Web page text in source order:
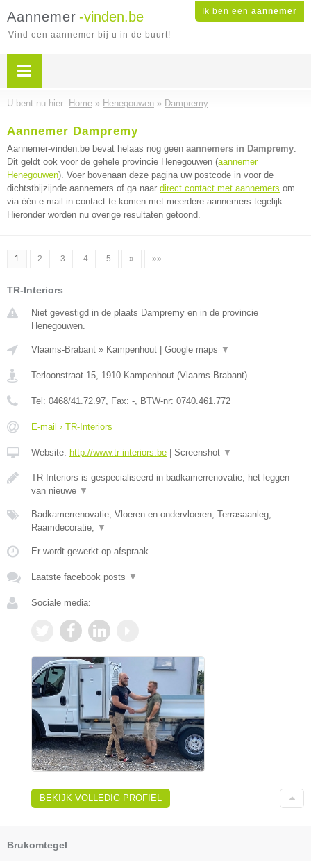
Ik ben een aannemer
Aannemer -vinden.be
Vind een aannemer bij u in de buurt!
U bent nu hier: Home » Henegouwen » Dampremy
Aannemer Dampremy
Aannemer-vinden.be bevat helaas nog geen aannemers in Dampremy.
Dit geldt ook voor de gehele provincie Henegouwen (aannemer
Henegouwen). Voer bovenaan deze pagina uw postcode in voor de
dichtstbijzijnde aannemers of ga naar direct contact met aannemers om
via één e-mail in contact te komen met meerdere aannemers tegelijk.
Hieronder worden nu overige resultaten getoond.
1 2 3 4 5 » »»
TR-Interiors
Niet gevestigd in de plaats Dampremy en in de provincie
Henegouwen.
Vlaams-Brabant » Kampenhout Google maps ▼
Terloonstraat 15, 1910 Kampenhout (Vlaams-Brabant)
Tel: 0468/41.72.97, Fax: -, BTW-nr: 0740.461.772
E-mail › TR-Interiors
Website: http://www.tr-interiors.be Screenshot ▼
TR-Interiors is gespecialiseerd in badkamerrenovatie, het leggen
van nieuwe ▼
Badkamerrenovatie, Vloeren en ondervloeren, Terrasaanleg,
Raamdecoratie, ▼
Er wordt gewerkt op afspraak.
Laatste facebook posts ▼
Sociale media:
BEKIJK VOLLEDIG PROFIEL
Brukomtegel